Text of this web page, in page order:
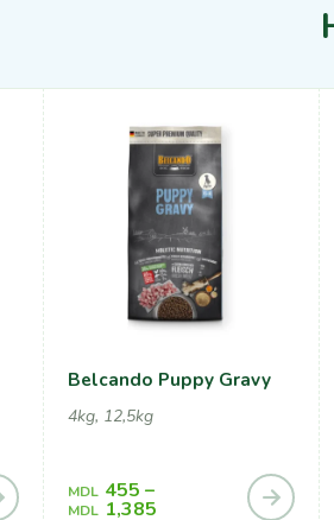
Belcando Puppy Gravy
4kg, 12,5kg
MDL 455 –
MDL 1,385